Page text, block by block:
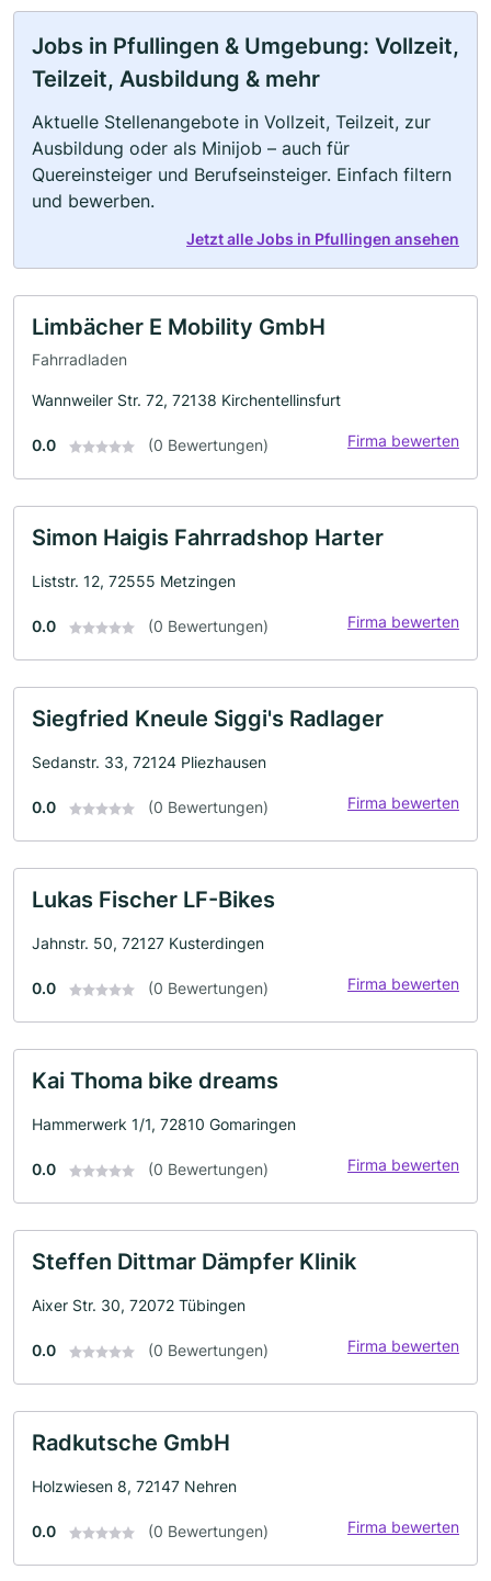
Jobs in Pfullingen & Umgebung: Vollzeit,
Teilzeit, Ausbildung & mehr
Aktuelle Stellenangebote in Vollzeit, Teilzeit, zur
Ausbildung oder als Minijob – auch für
Quereinsteiger und Berufseinsteiger. Einfach filtern
und bewerben.
Jetzt alle Jobs in Pfullingen ansehen
Limbächer E Mobility GmbH
Fahrradladen
Wannweiler Str. 72, 72138 Kirchentellinsfurt
0.0 (0 Bewertungen) Firma bewerten
Simon Haigis Fahrradshop Harter
Liststr. 12, 72555 Metzingen
0.0 (0 Bewertungen) Firma bewerten
Siegfried Kneule Siggi's Radlager
Sedanstr. 33, 72124 Pliezhausen
0.0 (0 Bewertungen) Firma bewerten
Lukas Fischer LF-Bikes
Jahnstr. 50, 72127 Kusterdingen
0.0 (0 Bewertungen) Firma bewerten
Kai Thoma bike dreams
Hammerwerk 1/1, 72810 Gomaringen
0.0 (0 Bewertungen) Firma bewerten
Steffen Dittmar Dämpfer Klinik
Aixer Str. 30, 72072 Tübingen
0.0 (0 Bewertungen) Firma bewerten
Radkutsche GmbH
Holzwiesen 8, 72147 Nehren
0.0 (0 Bewertungen) Firma bewerten